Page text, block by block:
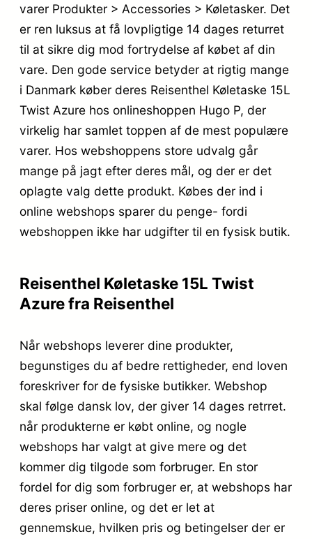
varer Produkter > Accessories > Køletasker. Det
er ren luksus at få lovpligtige 14 dages returret
til at sikre dig mod fortrydelse af købet af din
vare. Den gode service betyder at rigtig mange
i Danmark køber deres Reisenthel Køletaske 15L
Twist Azure hos onlineshoppen Hugo P, der
virkelig har samlet toppen af de mest populære
varer. Hos webshoppens store udvalg går
mange på jagt efter deres mål, og der er det
oplagte valg dette produkt. Købes der ind i
online webshops sparer du penge- fordi
webshoppen ikke har udgifter til en fysisk butik.
Reisenthel Køletaske 15L Twist
Azure fra Reisenthel
Når webshops leverer dine produkter,
begunstiges du af bedre rettigheder, end loven
foreskriver for de fysiske butikker. Webshop
skal følge dansk lov, der giver 14 dages retrret.
når produkterne er købt online, og nogle
webshops har valgt at give mere og det
kommer dig tilgode som forbruger. En stor
fordel for dig som forbruger er, at webshops har
deres priser online, og det er let at
gennemskue, hvilken pris og betingelser der er